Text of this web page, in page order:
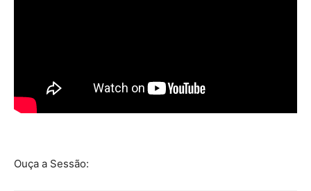
Ouça a Sessão: